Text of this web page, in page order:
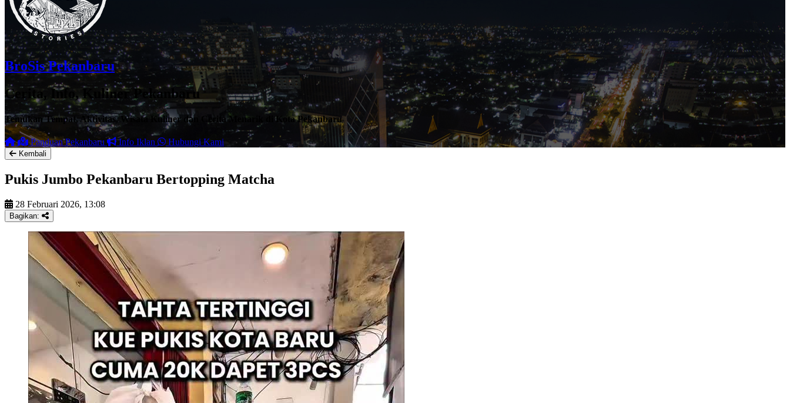
BroSis Pekanbaru
Cerita, Info, Kuliner Pekanbaru
Temukan Tempat, Aktivitas, Wisata Kuliner dan Cerita Menarik di Kota Pekanbaru
Panduan Pekanbaru Info Iklan Hubungi Kami
Kembali
Pukis Jumbo Pekanbaru Bertopping Matcha
28 Februari 2026, 13:08
Bagikan: